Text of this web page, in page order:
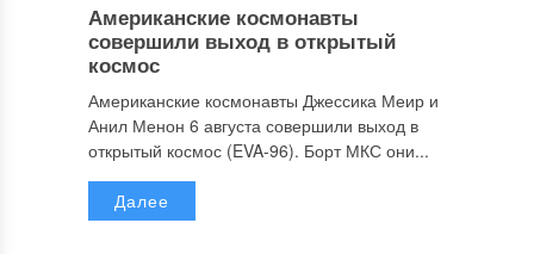
Американские космонавты
совершили выход в открытый
космос
Американские космонавты Джессика Меир и
Анил Менон 6 августа совершили выход в
открытый космос (EVA-96). Борт МКС они...
Далее